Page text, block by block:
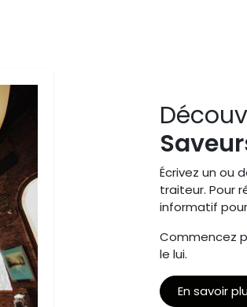
Écrivez un ou
traiteur. Pour
informatif
Commencez
le lui.
En savoir